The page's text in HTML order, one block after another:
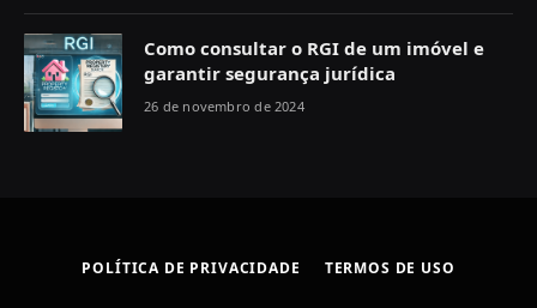
Como consultar o RGI de um imóvel e
garantir segurança jurídica
26 de novembro de 2024
POLÍTICA DE PRIVACIDADE TERMOS DE USO